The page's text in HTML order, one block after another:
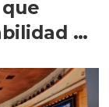
de